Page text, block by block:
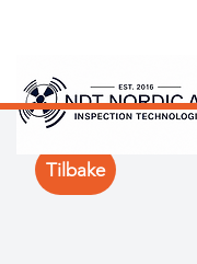
Tilbake